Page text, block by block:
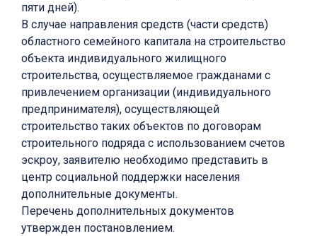
пяти дней).
В случае направления средств (части средств)
областного семейного капитала на строительство
объекта индивидуального жилищного
строительства, осуществляемое гражданами с
привлечением организации (индивидуального
предпринимателя), осуществляющей
строительство таких объектов по договорам
строительного подряда с использованием счетов
эскроу, заявителю необходимо представить в
центр социальной поддержки населения
дополнительные документы.
Перечень дополнительных документов
утвержден постановлением.